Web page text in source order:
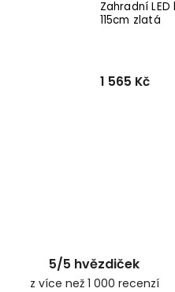
Zahradní LED
115cm zlatá
1 565 Kč
5/5 hvězdiček
z více než 1 000 recenzí